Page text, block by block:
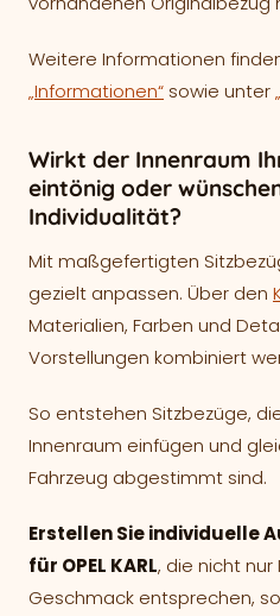
Weitere Informationen
„Informationen“ sowie unter
Wirkt der Innenraum
eintönig oder
Individualität?
Mit maßgefertigten
gezielt anpassen. Über den
Materialien, Farben und
Vorstellungen kombiniert
So entstehen Sitzbezüge,
Innenraum einfügen und
Fahrzeug abgestimmt sind.
Erstellen Sie individuelle
für OPEL KARL, die nicht
Geschmack entsprechen,